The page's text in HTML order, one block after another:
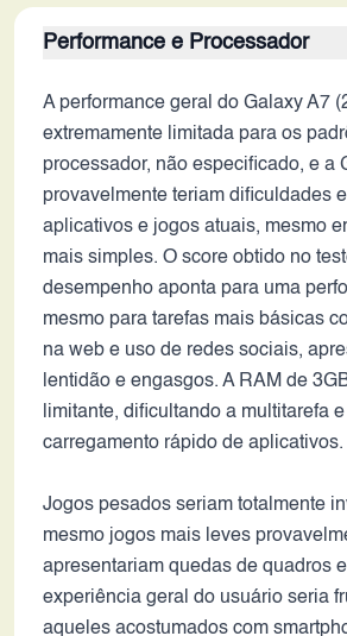
Performance e Processador
A performance geral do Galaxy A7
extremamente limitada para os
processador, não especificado, e a
provavelmente teriam dificuldades
aplicativos e jogos atuais, mesmo
mais simples. O score obtido no
desempenho aponta para uma
mesmo para tarefas mais básicas
na web e uso de redes sociais,
lentidão e engasgos. A RAM de
limitante, dificultando a multitarefa
carregamento rápido de aplicativos.
Jogos pesados ​​seriam totalmente
mesmo jogos mais leves
apresentariam quedas de quadros
experiência geral do usuário seria
aqueles acostumados com